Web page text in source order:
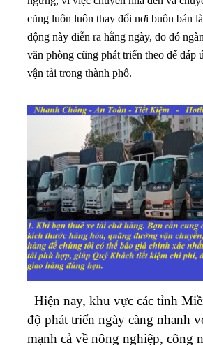
Hiện nay, khu vực các tỉnh
độ phát triển ngày càng nhanh
mạnh cả về nông nghiệp, công
du lịch… vì thế nhu cầu vận
thương giữa HCM và Miền Tây
Ngoài ra, sự phát triển của các